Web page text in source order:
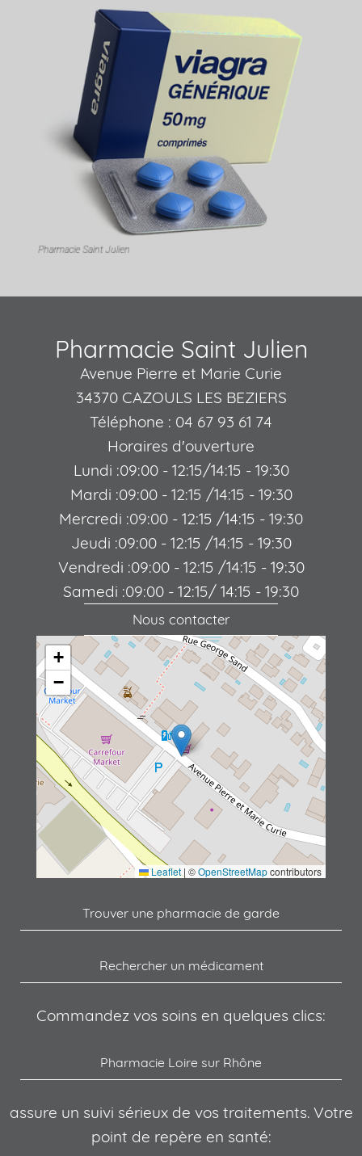
+
−
Leaflet | ©OpenStreetMapcontributors
Trouver une pharmacie de garde
Rechercher un médicament
Commandez vos soins en quelques clics:
Pharmacie Loire sur Rhône
assure un suivi sérieux de vos traitements. Votre
point de repère en santé:
Pharmacie Saint Julien
Avenue Pierre et Marie Curie
34370 CAZOULS LES BEZIERS
Téléphone : 04 67 93 61 74
Horaires d'ouverture
Lundi :09:00 - 12:15/14:15 - 19:30
Mardi :09:00 - 12:15 /14:15 - 19:30
Mercredi :09:00 - 12:15 /14:15 - 19:30
Jeudi :09:00 - 12:15 /14:15 - 19:30
Vendredi :09:00 - 12:15 /14:15 - 19:30
Samedi :09:00 - 12:15/ 14:15 - 19:30
Nous contacter